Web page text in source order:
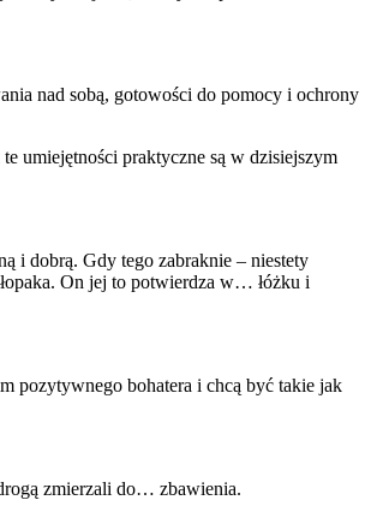
nad sobą, gotowości do pomocy i ochrony
umiejętności praktyczne są w dzisiejszym
i dobrą. Gdy tego zabraknie – niestety
On jej to potwierdza w… łóżku i
pozytywnego bohatera i chcą być takie jak
zmierzali do… zbawienia.